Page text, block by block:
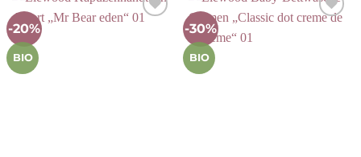
-20%
BIO
-30%
BIO